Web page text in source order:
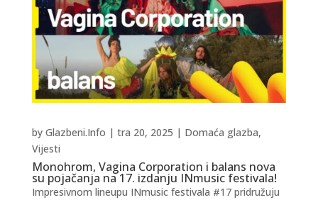
Monohrom, Vagina Corporation i balans nova
su pojačanja na 17. izdanju INmusic festivala!
by Glazbeni.Info | tra 20, 2025 | Domaća glazba,
Vijesti
Impresivnom lineupu INmusic festivala #17 pridružuju